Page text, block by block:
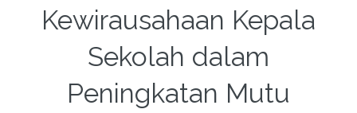
Kewirausahaan Kepala
Sekolah dalam
Peningkatan Mutu